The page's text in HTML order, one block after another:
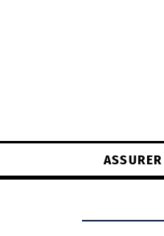
ASSURER